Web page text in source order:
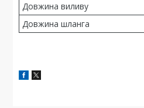
Довжина виливу
Довжина шланга